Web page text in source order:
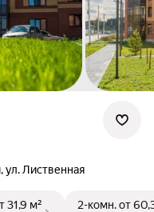
ул. Лиственная
31,9 м²
2-комн.от